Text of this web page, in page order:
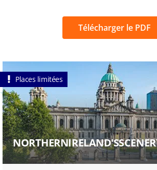
Télécharger le PDF
Places limitées